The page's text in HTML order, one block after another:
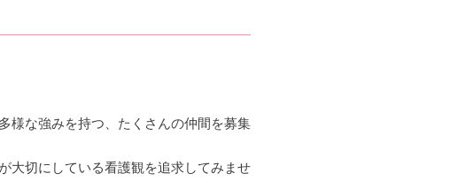
様な強みを持つ、たくさんの仲間を募集
大切にしている看護観を追求してみませ